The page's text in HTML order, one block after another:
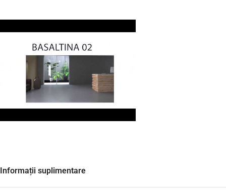
Informații suplimentare